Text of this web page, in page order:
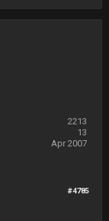
2213
13
Apr 2007
#4785